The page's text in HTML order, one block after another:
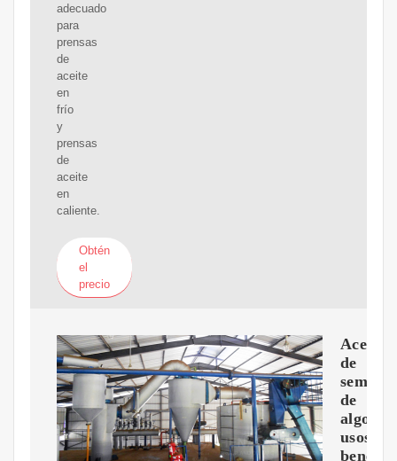
adecuado
para
prensas
de
aceite
en
frío
y
prensas
de
aceite
en
caliente.
Obtén
el
precio
Aceite
de
semilla
de
usos,